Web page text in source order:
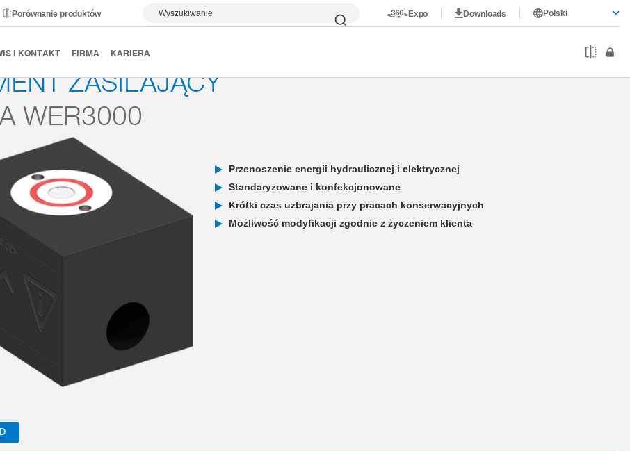
Porównanie produktów Wyszukiwanie Expo Downloads Polski
I KONTAKT FIRMA KARIERA
Elementy zasilania Seria WER3000 hydrokinetyczne
ZASILAJĄCY
WER3000
Przenoszenie energii hydraulicznej i elektrycznej
Standaryzowane i konfekcjonowane
Krótki czas uzbrajania przy pracach konserwacyjnych
Możliwość modyfikacji zgodnie z życzeniem klienta